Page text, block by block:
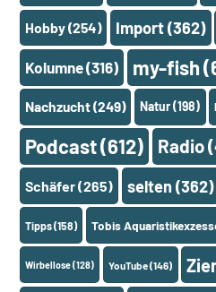
Hobby(254) Import(362)
Kolumne(316) my-fish
Nachzucht(249) Natur(198)
Podcast(612) Radio
Schäfer(265) selten (362)
Tipps(158) Tobis
Wirbellose(128) YouTube(146)